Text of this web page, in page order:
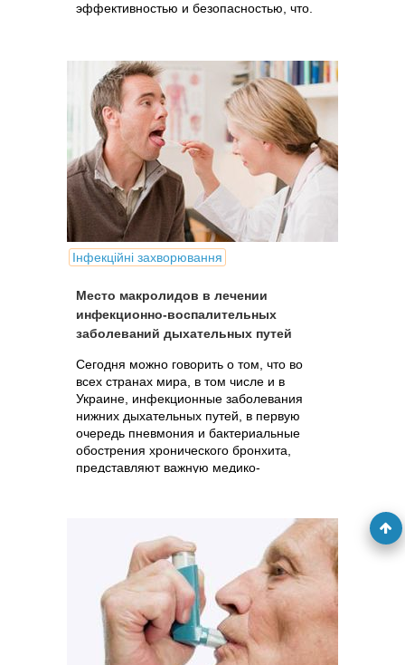
эффективностью и безопасностью, что.
Інфекційні захворювання
Место макролидов в лечении
инфекционно-воспалительных
заболеваний дыхательных путей
Сегодня можно говорить о том, что во
всех странах мира, в том числе и в
Украине, инфекционные заболевания
нижних дыхательных путей, в первую
очередь пневмония и бактериальные
обострения хронического бронхита,
представляют важную медико-